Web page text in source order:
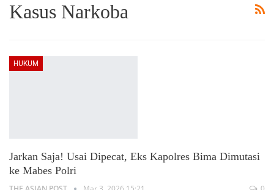
Kasus Narkoba
HUKUM
Jarkan Saja! Usai Dipecat, Eks Kapolres Bima Dimutasi
ke Mabes Polri